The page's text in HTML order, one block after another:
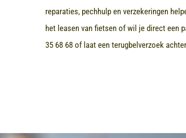
reparaties, pechhulp en verzekeringen
het leasen van fietsen of wil je direct een
35 68 68of laat een terugbelverzoek